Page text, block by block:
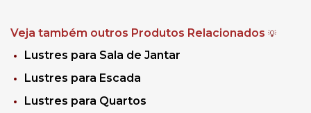
Veja também outros Produtos Relacionados 💡
Lustres para Sala de Jantar
Lustres para Escada
Lustres para Quartos